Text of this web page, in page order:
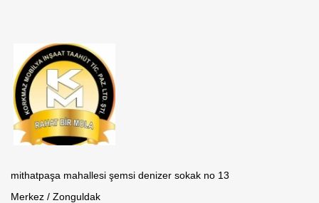
mithatpaşa mahallesi şemsi denizer sokak no 13
Merkez / Zonguldak